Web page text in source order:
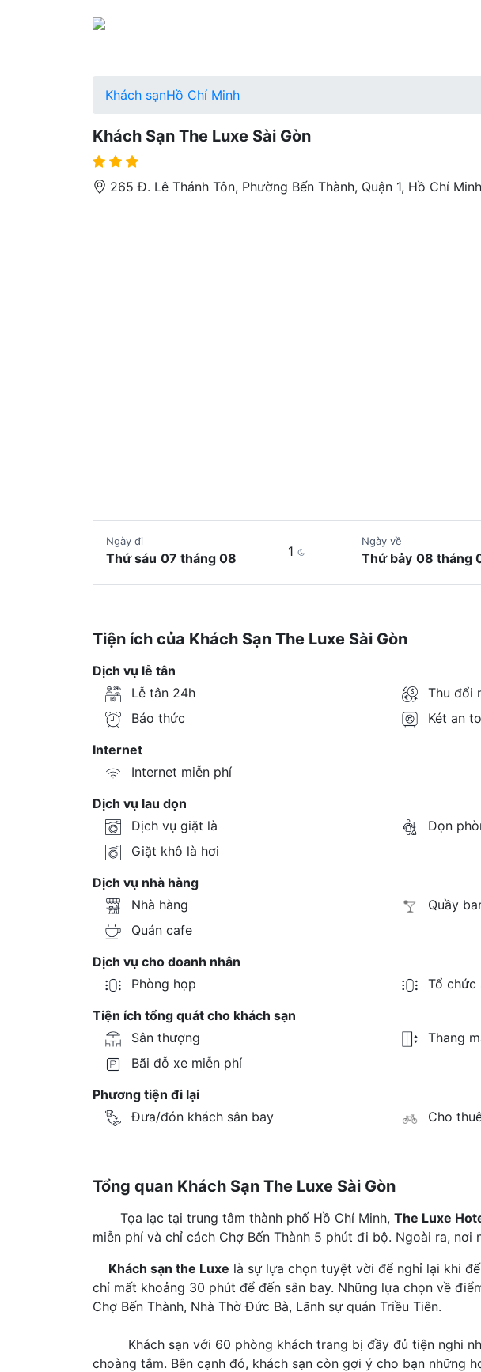
Khách sạnHồ Chí Minh
Khách Sạn The Luxe Sài Gòn
265 Đ. Lê Thánh Tôn, Phường Bến Thành, Quận 1, Hồ Chí Minh
Ngày đi
Thứ sáu 07 tháng 08 1
Ngày về
Thứ bảy 08 tháng
Tiện ích của Khách Sạn The Luxe Sài Gòn
Dịch vụ lễ tân
Lễ tân 24h
Thu đổi
Báo thức
Két an
Internet
Internet miễn phí
Dịch vụ lau dọn
Dịch vụ giặt là
Dọn
Giặt khô là hơi
Dịch vụ nhà hàng
Nhà hàng
Quầy
Quán cafe
Dịch vụ cho doanh nhân
Phòng họp
Tổ chức
Tiện ích tổng quát cho khách sạn
Sân thượng
Thang
Bãi đỗ xe miễn phí
Phương tiện đi lại
Đưa/đón khách sân bay
Cho
Tổng quan Khách Sạn The Luxe Sài Gòn
Tọa lạc tại trung tâm thành phố Hồ Chí Minh, The Luxe
miễn phí và chỉ cách Chợ Bến Thành 5 phút đi bộ. Ngoài ra,
Khách sạn the Luxe là sự lựa chọn tuyệt vời để nghỉ lại khi
chỉ mất khoảng 30 phút để đến sân bay. Những lựa chọn về
Chợ Bến Thành, Nhà Thờ Đức Bà, Lãnh sự quán Triều Tiên.
Khách sạn với 60 phòng khách trang bị đầy đủ tiện nghi
choàng tắm. Bên cạnh đó, khách sạn còn gợi ý cho bạn